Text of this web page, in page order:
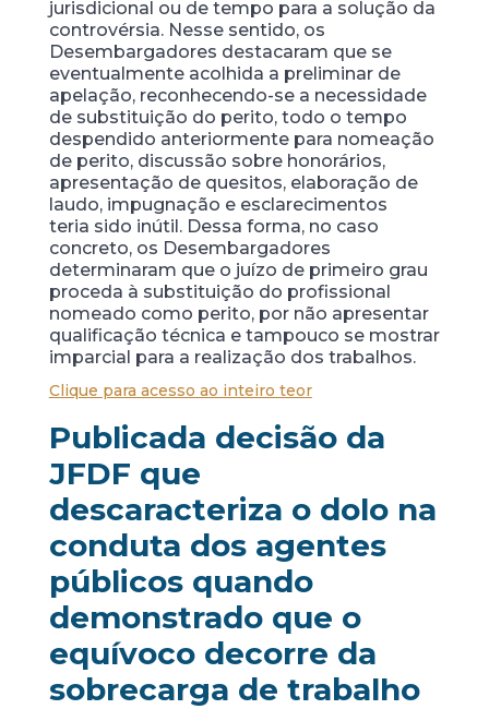
jurisdicional ou de tempo para a solução da
controvérsia. Nesse sentido, os
Desembargadores destacaram que se
eventualmente acolhida a preliminar de
apelação, reconhecendo-se a necessidade
de substituição do perito, todo o tempo
despendido anteriormente para nomeação
de perito, discussão sobre honorários,
apresentação de quesitos, elaboração de
laudo, impugnação e esclarecimentos
teria sido inútil. Dessa forma, no caso
concreto, os Desembargadores
determinaram que o juízo de primeiro grau
proceda à substituição do profissional
nomeado como perito, por não apresentar
qualificação técnica e tampouco se mostrar
imparcial para a realização dos trabalhos.
Clique para acesso ao inteiro teor
Publicada decisão da
JFDF que
descaracteriza o dolo na
conduta dos agentes
públicos quando
demonstrado que o
equívoco decorre da
sobrecarga de trabalho